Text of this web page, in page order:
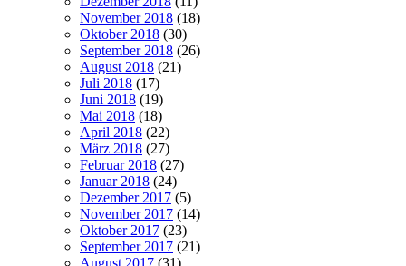
November 2018 (18)
Oktober 2018 (30)
September 2018 (26)
August 2018 (21)
Juli 2018 (17)
Juni 2018 (19)
Mai 2018 (18)
April 2018 (22)
März 2018 (27)
Februar 2018 (27)
Januar 2018 (24)
Dezember 2017 (5)
November 2017 (14)
Oktober 2017 (23)
September 2017 (21)
August 2017 (31)